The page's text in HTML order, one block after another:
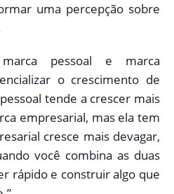
uma percepção sobre
pessoal e marca
o crescimento de
tende a crescer mais
empresarial, mas ela tem
cresce mais devagar,
você combina as duas
rápido e construir algo que